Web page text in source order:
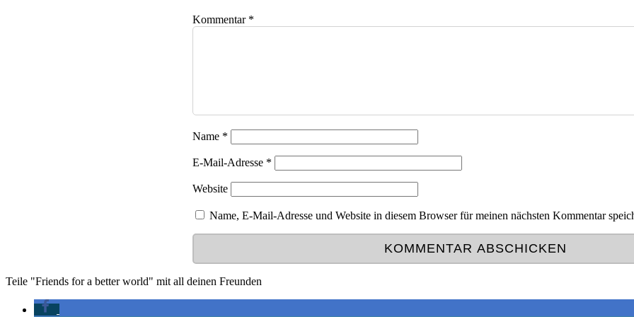
Kommentar *
Name *
E-Mail-Adresse *
Website
Name, E-Mail-Adresse und Website in diesem Browser für meinen nächsten Kommentar
Teile "Friends for a better world" mit all deinen Freunden